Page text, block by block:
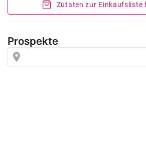
Zutaten zur Einkaufsliste